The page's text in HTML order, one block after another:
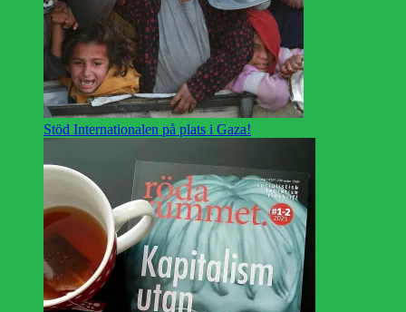
Stöd Internationalen på plats i Gaza!